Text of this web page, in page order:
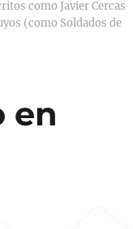
como Javier Cercas
(como Soldados de
en